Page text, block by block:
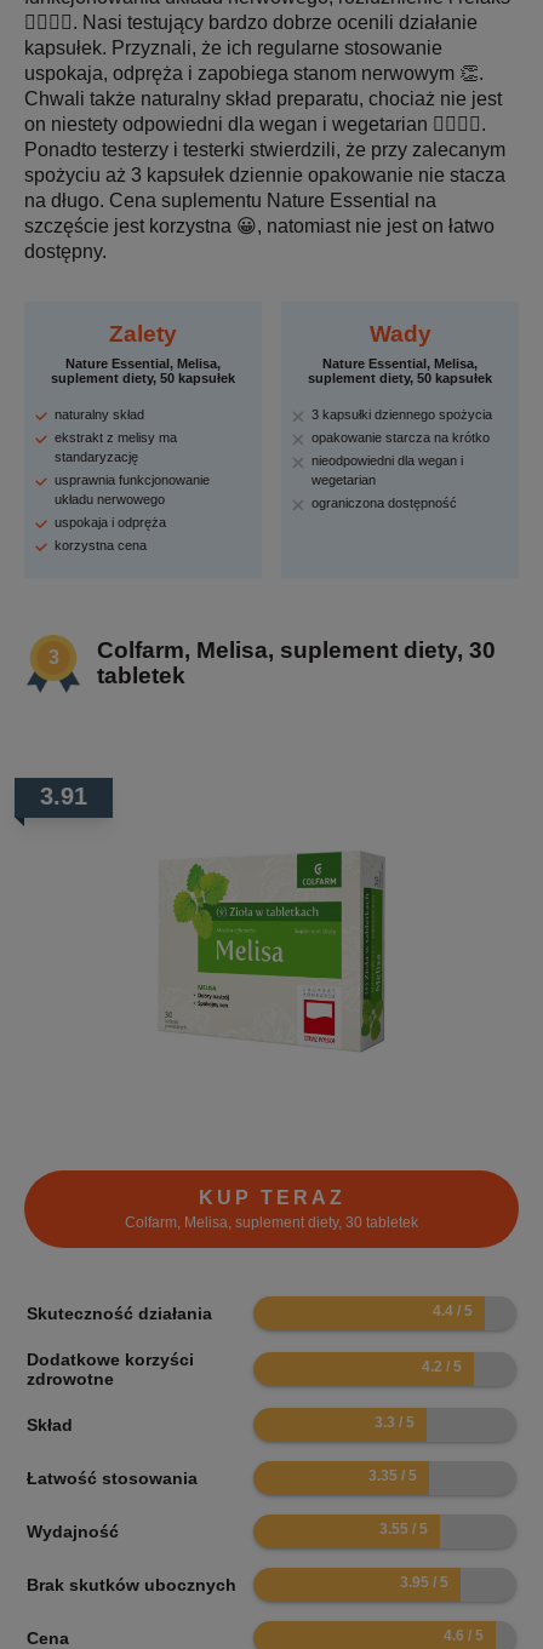
🧘‍♀️🧘‍♂️. Nasi testujący bardzo dobrze ocenili działanie
kapsułek. Przyznali, że ich regularne stosowanie
uspokaja, odpręża i zapobiega stanom nerwowym 👏.
Chwali także naturalny skład preparatu, chociaż nie jest
on niestety odpowiedni dla wegan i wegetarian 🤷‍♀️🤷‍♂️.
Ponadto testerzy i testerki stwierdzili, że przy zalecanym
spożyciu aż 3 kapsułek dziennie opakowanie nie stacza
na długo. Cena suplementu Nature Essential na
szczęście jest korzystna 😀, natomiast nie jest on łatwo
dostępny.
Zalety
Nature Essential, Melisa,
suplement diety, 50 kapsułek
naturalny skład
ekstrakt z melisy ma
standaryzację
usprawnia funkcjonowanie
układu nerwowego
uspokaja i odpręża
korzystna cena
Wady
Nature Essential, Melisa,
suplement diety, 50 kapsułek
3 kapsułki dziennego spożycia
opakowanie starcza na krótko
nieodpowiedni dla wegan i
wegetarian
ograniczona dostępność
Colfarm, Melisa, suplement diety, 30
tabletek
3.91
KUP TERAZ
Colfarm, Melisa, suplement diety, 30 tabletek
Skuteczność działania 8.8
Dodatkowe korzyści
zdrowotne
8.4
Skład 6.6
Łatwość stosowania 6.7
Wydajność 7.1
Brak skutków ubocznych 7.9
Cena 9.2